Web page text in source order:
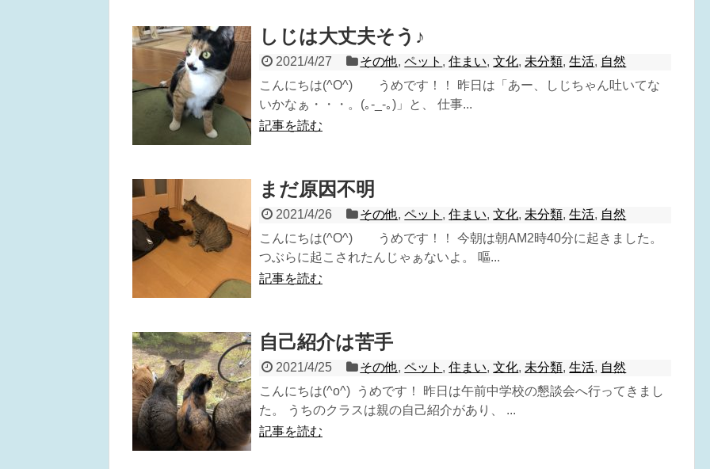
しじは大丈夫そう♪
2021/4/27 その他,ペット ,住まい,文化, 未分類,生活, 自然
こんにちは(^O^) うめです！！ 昨日は「あー、しじちゃん吐いてな
いかなぁ・・・。(｡-_-｡)」と、 仕事...
記事を読む
まだ原因不明
2021/4/26 その他,ペット ,住まい,文化, 未分類,生活, 自然
こんにちは(^O^) うめです！！ 今朝は朝AM2時40分に起きました。
つぶらに起こされたんじゃぁないよ。 嘔...
記事を読む
自己紹介は苦手
2021/4/25 その他,ペット ,住まい,文化, 未分類,生活, 自然
こんにちは(^o^) うめです！ 昨日は午前中学校の懇談会へ行ってきまし
た。 うちのクラスは親の自己紹介があり、 ...
記事を読む